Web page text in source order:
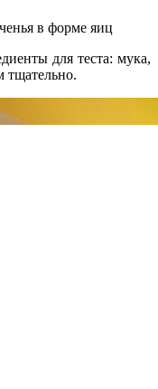
в форме яиц
для теста: мука,
тщательно.